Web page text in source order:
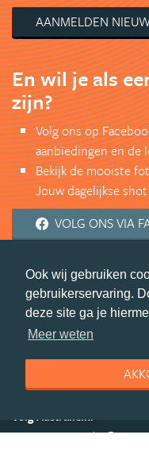
Ook wij gebruiken
gebruikerservaring.
deze site ga je
Meer weten
AANMELDEN
En wil je als
zijn?
Volg ons op
aanbiedingen en de
Bekijk de mooiste
Jouw dagelijkse
VOLG ONS VIA
deel deze pagina
© Getaway Travel
Adverteren Handige Links
Copyright
Privacy
Volg Australie.nl
Nieuwsbrief